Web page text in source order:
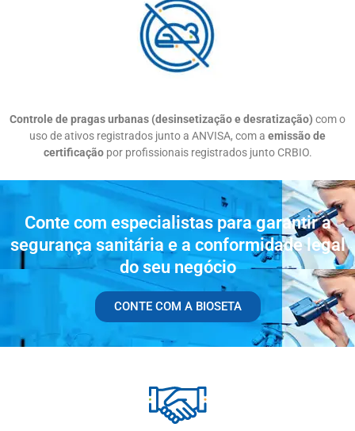
Controle de pragas urbanas (desinsetização e desratização) com o
uso de ativos registrados junto a ANVISA, com a emissão de
certificação por profissionais registrados junto CRBIO.
Conte com especialistas para garantir a
segurança sanitária e a conformidade legal
do seu negócio
CONTE COM A BIOSETA